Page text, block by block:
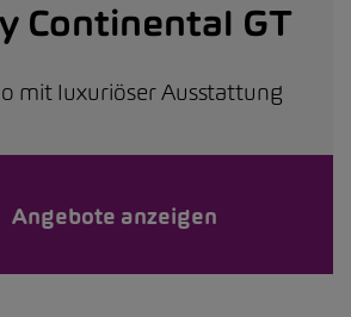
Continental GT
mit luxuriöser Ausstattung
Angebote anzeigen